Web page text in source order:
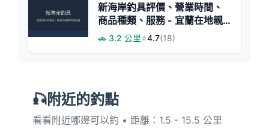
新海岸釣具評價、營業時間、
商品種類、服務 - 宜蘭在地親
切釣具店
🚗 3.2 公里⭐4.7(18)
🎣附近的釣點
看看附近哪邊可以釣 • 距離：1.5 - 15.5 公里